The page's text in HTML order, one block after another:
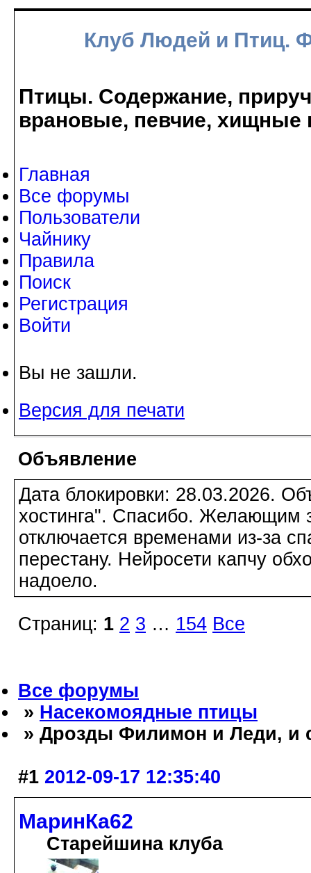
Клуб Людей и Птиц.
Птицы. Содержание,
врановые, певчие, хищные
Главная
Все форумы
Пользователи
Чайнику
Правила
Поиск
Регистрация
Войти
Вы не зашли.
Версия для печати
Объявление
Дата блокировки: 28.03.2026.
хостинга". Спасибо. Желающим
отключается временами из-за
перестану. Нейросети капчу
надоело.
Страниц: 1 2 3 … 154 Все
Все форумы
» Насекомоядные птицы
» Дрозды Филимон и Леди, и
#1 2012-09-17 12:35:40
МаринКа62
Старейшина клуба